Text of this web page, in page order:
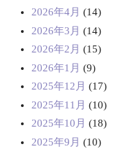
2026年4月 (14)
2026年3月 (14)
2026年2月 (15)
2026年1月 (9)
2025年12月 (17)
2025年11月 (10)
2025年10月 (18)
2025年9月 (10)